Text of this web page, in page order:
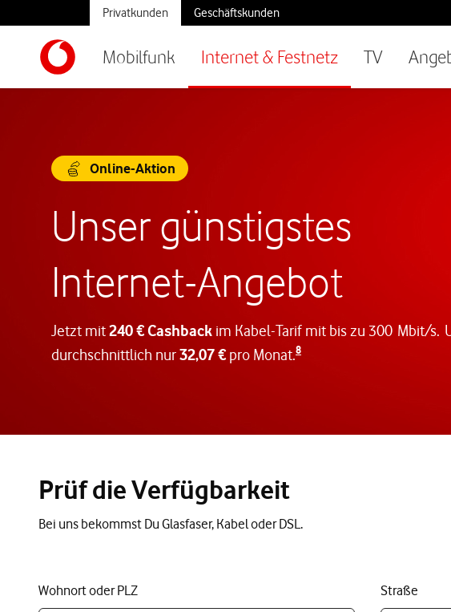
Mobilfunk Internet & Festnetz TV
Privatkunden Geschäftskunden
Online-Aktion
Unser günstigstes
Internet-Angebot
Jetzt mit240 € Cashback im Kabel-Tarif mit bis zu 300 Mbit/s.
durchschnittlich nur32,07 €pro Monat.8
Prüf die Verfügbarkeit
Bei uns bekommst Du Glasfaser, Kabel oder DSL.
Wohnort oder PLZ Straße